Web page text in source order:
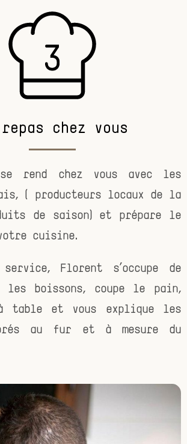
chez vous
rend chez vous avec les
( producteurs locaux de la
de saison) et prépare le
cuisine.
Florent s’occupe de
boissons, coupe le pain,
table et vous explique les
au fur et à mesure du